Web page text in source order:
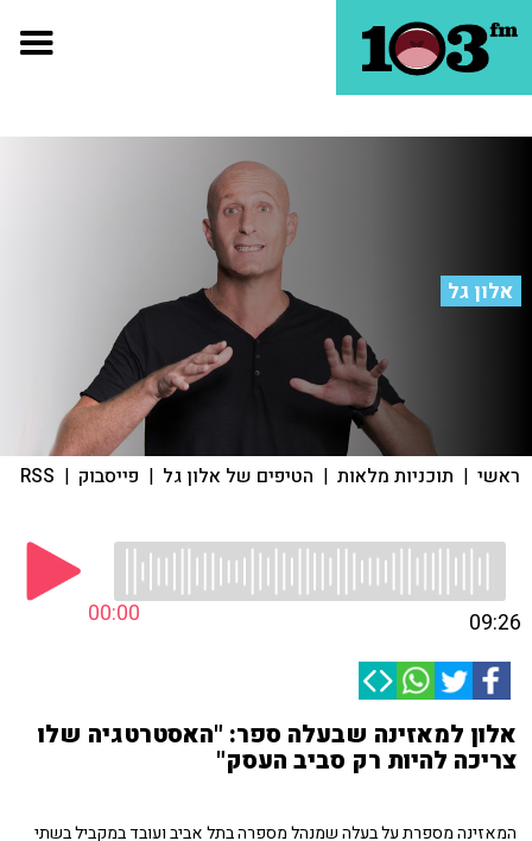
אלון גל
ראשי | תוכניות מלאות | הטיפים של אלון גל | פייסבוק |
RSS
00:00 09:26
אלון למאזינה שבעלה ספר: "האסטרטגיה שלו
צריכה להיות רק סביב העסק"
המאזינה מספרת על בעלה שמנהל מספרה בתל אביב ועובד במקביל בשתי